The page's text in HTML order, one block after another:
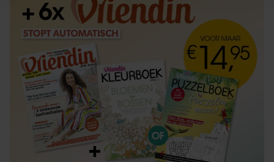
en om ons websiteverkeer te analyseren. Ook delen we
informatie over uw gebruik van onze site met onze
partners voor social media, adverteren en analyse. Deze
partners kunnen deze gegevens combineren met andere
informatie die u aan ze heeft verstrekt of die ze hebben
verzameld op basis van uw gebruik van hun services. U
gaat akkoord met onze cookies als u onze website blijft
gebruiken.